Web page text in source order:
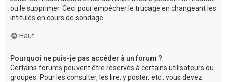
ou le supprimer. Ceci pour empêcher le trucage en changeant les
intitulés en cours de sondage.
Haut
Pourquoi ne puis-je pas accéder à un forum ?
Certains forums peuvent être réservés à certains utilisateurs ou
groupes. Pour les consulter, les lire, y poster, etc., vous devez